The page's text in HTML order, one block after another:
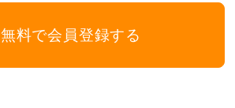
無料で会員登録する